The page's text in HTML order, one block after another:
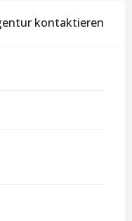
kontaktieren